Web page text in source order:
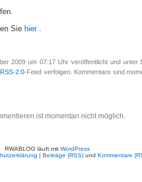
Sie hier.
2009 um 07:17 Uhr veröffentlicht und unter
RSS-2.0-Feed verfolgen. Kommentare sind
ist momentan nicht möglich.
RWABLOG läuft mit WordPress
| Beiträge (RSS) und Kommentare